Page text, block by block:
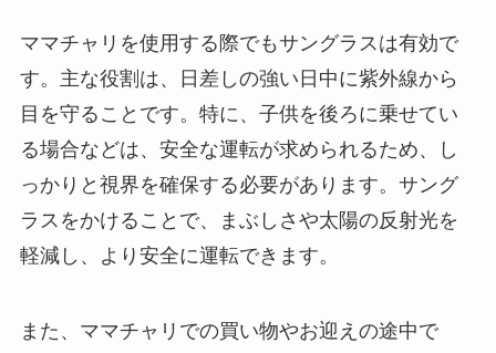
ママチャリを使用する際でもサングラスは有効で
す。主な役割は、日差しの強い日中に紫外線から
目を守ることです。特に、子供を後ろに乗せてい
る場合などは、安全な運転が求められるため、し
っかりと視界を確保する必要があります。サング
ラスをかけることで、まぶしさや太陽の反射光を
軽減し、より安全に運転できます。
また、ママチャリでの買い物やお迎えの途中で